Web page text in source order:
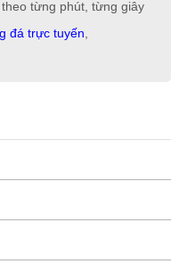
từng phút, từng giây
đá trực tuyến